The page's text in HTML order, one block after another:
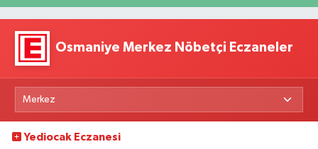
Osmaniye Merkez Nöbetçi Eczaneler
Yediocak Eczanesi